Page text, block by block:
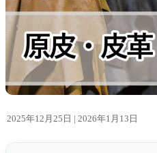
2025年12月25日 | 2026年1月13日